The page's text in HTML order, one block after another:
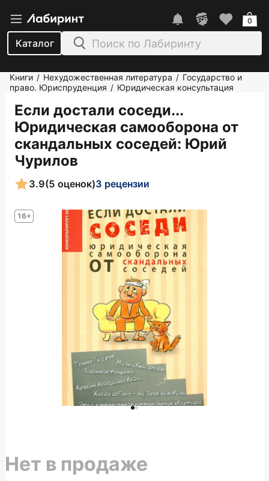
Каталог
0
Книги / Нехудожественная литература / Государство и
право. Юриспруденция / Юридическая консультация
Если достали соседи...
Юридическая самооборона от
скандальных соседей: Юрий
Чурилов
16+
3.9(5 оценок)3 рецензии
Нет в продаже